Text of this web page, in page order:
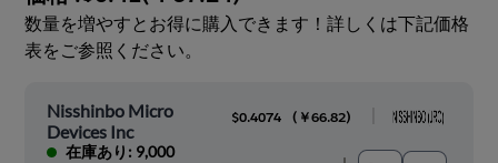
数量を増やすとお得に購入できます！詳しくは下記価格
表をご参照ください。
Nisshinbo Micro
Devices Inc
在庫あり: 9,000
$0.4074 ( ￥66.82)